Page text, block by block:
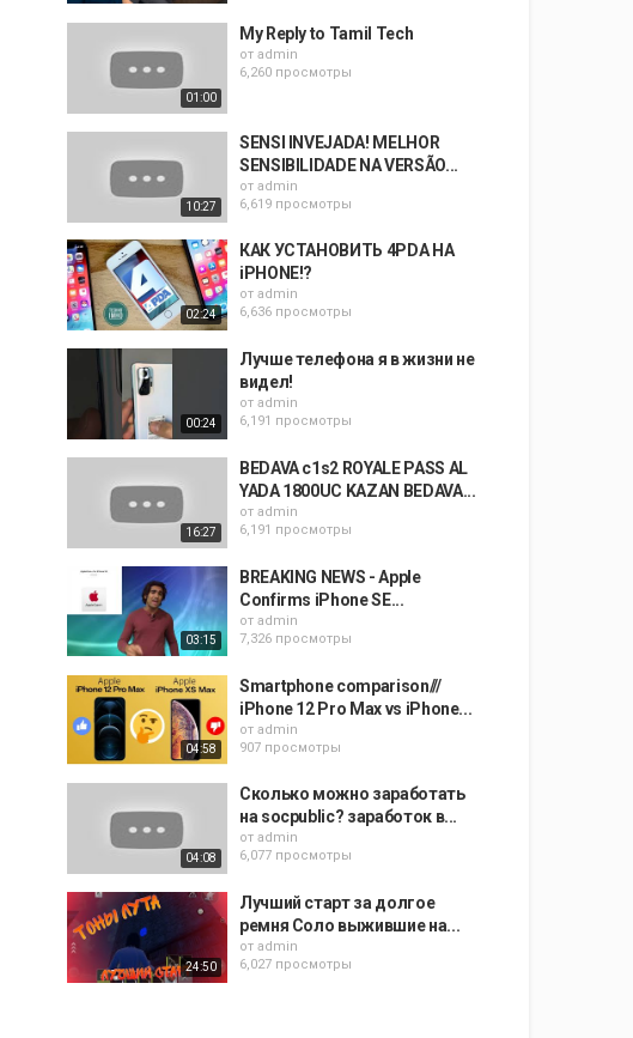
01:00
My Reply to Tamil Tech
от admin
6,260 просмотры
10:27
SENSI INVEJADA! MELHOR
SENSIBILIDADE NA VERSÃO...
от admin
6,619 просмотры
02:24
КАК УСТАНОВИТЬ 4PDA НА
iPHONE!?
от admin
6,636 просмотры
00:24
Лучше телефона я в жизни не
видел!
от admin
6,191 просмотры
16:27
BEDAVA c1s2 ROYALE PASS AL
YADA 1800UC KAZAN BEDAVA...
от admin
6,191 просмотры
03:15
BREAKING NEWS - Apple
Confirms iPhone SE...
от admin
7,326 просмотры
04:58
Smartphone comparison///
iPhone 12 Pro Max vs iPhone...
от admin
907 просмотры
04:08
Сколько можно заработать
на socpublic? заработок в...
от admin
6,077 просмотры
24:50
Лучший старт за долгое
ремня Соло выжившие на...
от admin
6,027 просмотры